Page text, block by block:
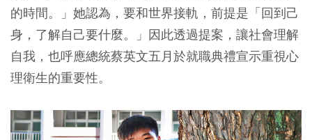
的時間。」她認為，要和世界接軌，前提是「回到己
身，了解自己要什麼。」因此透過提案，讓社會理解
自我，也呼應總統蔡英文五月於就職典禮宣示重視心
理衛生的重要性。